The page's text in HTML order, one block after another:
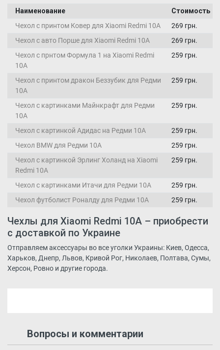
Наименование
Стоимость
Чехол с принтом Ковер для Xiaomi Redmi 10A
269 грн.
Чехол с авто Порше для Xiaomi Redmi 10A
269 грн.
Чехол с прнтом Формула 1 на Xiaomi Redmi
10A
259 грн.
Чехол с принтом дракон Беззубик для Редми
10А
259 грн.
Чехол с картинками Майнкрафт для Редми
10А
259 грн.
Чехол с картинкой Адидас на Редми 10А
259 грн.
Чехол BMW для Редми 10А
259 грн.
Чехол с картинкой Эрлинг Холанд на Xiaomi
Redmi 10A
259 грн.
Чехол с картинками Итачи для Редми 10А
259 грн.
Чехол футболист Роналду для Редми 10А
259 грн.
Чехлы для Xiaomi Redmi 10A – приобрести
с доставкой по Украине
Отправляем аксессуары во все уголки Украины: Киев, Одесса,
Харьков, Днепр, Львов, Кривой Рог, Николаев, Полтава, Сумы,
Херсон, Ровно и другие города.
Вопросы и комментарии